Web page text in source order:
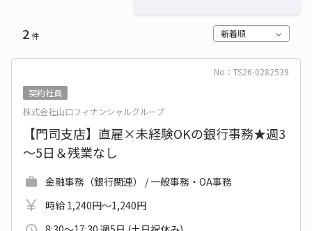
2件 新着順
No：TS26-0282539
契約社員
株式会社山口フィナンシャルグループ
【門司支店】直雇×未経験OKの銀行事務★週3
～5日＆残業なし
金融事務（銀行関連） / 一般事務・OA事務
時給 1,240円～1,240円